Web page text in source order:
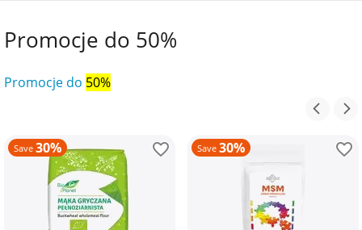
Promocje do 50%
Promocje do 50%
Save 30% Save 30%